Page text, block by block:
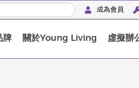
成為會員
牌 關於Young Living 虛擬辦